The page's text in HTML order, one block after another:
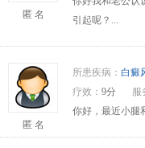
匿 名
引起呢？...
匿 名
所患疾病： 白癜
疗效： 9分 服
你好，最近小腿